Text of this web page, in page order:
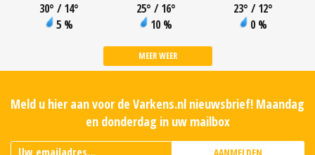
30° / 14°
5 %
25° / 16°
10 %
23° / 12°
0 %
MEER WEER
Meld u hier aan voor de Varkens.nl nieuwsbrief! Maandag
en donderdag in uw mailbox